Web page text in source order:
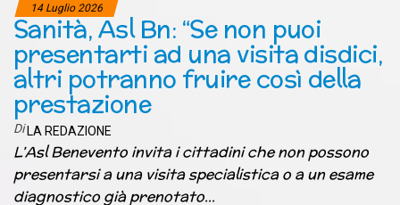
14 Luglio 2026
Sanità, Asl Bn: “Se non puoi
presentarti ad una visita disdici,
altri potranno fruire così della
prestazione
DiLA REDAZIONE
L’Asl Benevento invita i cittadini che non possono
presentarsi a una visita specialistica o a un esame
diagnostico già prenotato…